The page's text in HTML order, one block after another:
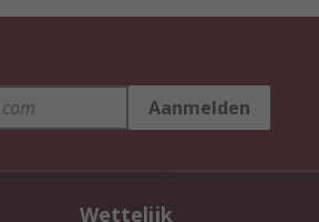
Aanmelden
Wettelijk